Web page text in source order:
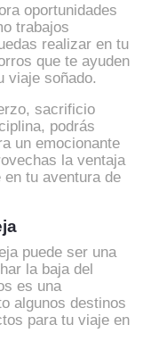
oportunidades
trabajos
realizar en tu
que te ayuden
viaje soñado.
sacrificio
podrás
un emocionante
la ventaja
en tu aventura de
puede ser una
la baja del
es una
algunos destinos
para tu viaje en